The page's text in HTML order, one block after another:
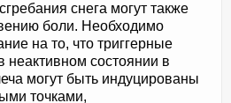
снега могут также
боли. Необходимо
на то, что триггерные
неактивном состоянии в
могут быть индуцированы
точками,